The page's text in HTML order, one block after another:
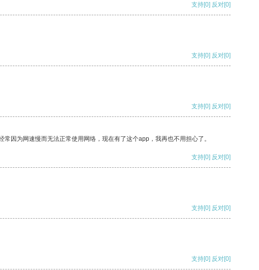
支持[0] 反对[0]
支持[0] 反对[0]
支持[0] 反对[0]
因为网速慢而无法正常使用网络，现在有了这个app，我再也不用担心了。
支持[0] 反对[0]
支持[0] 反对[0]
支持[0] 反对[0]